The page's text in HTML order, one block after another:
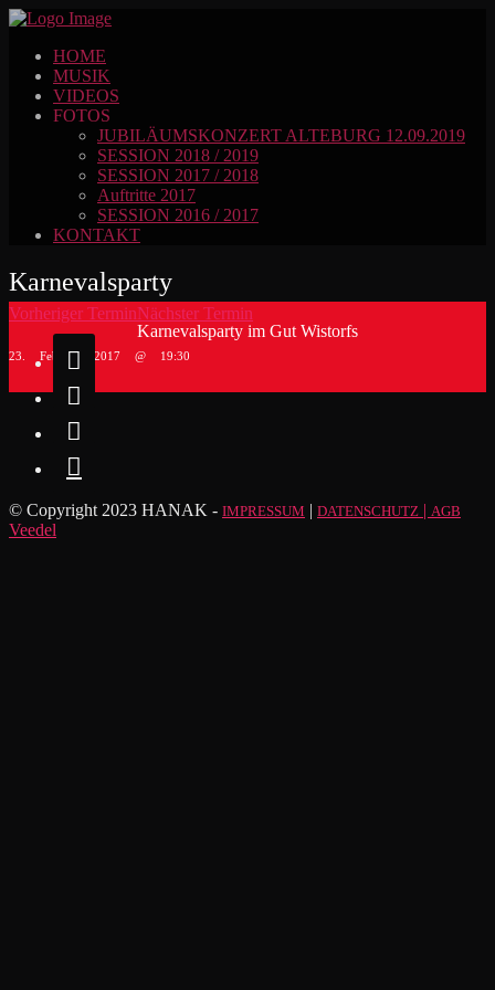
HOME
MUSIK
VIDEOS
FOTOS
JUBILÄUMSKONZERT ALTEBURG 12.09.2019
SESSION 2018 / 2019
SESSION 2017 / 2018
Auftritte 2017
SESSION 2016 / 2017
KONTAKT
Karnevalsparty
23. Februar 2017 @ 19:30
Karnevalsparty im Gut Wistorfs
Vorheriger TerminNächster Termin




© Copyright 2023 HANAK - IMPRESSUM | DATENSCHUTZ | AGB
Veedel